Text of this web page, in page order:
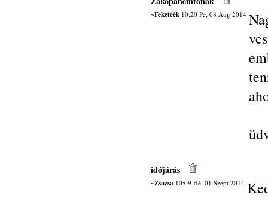
~Feketéék10:20 Pé, 08 Aug 2014
időjárás
~Zsuzsa10:09 Hé, 01 Szept 2014